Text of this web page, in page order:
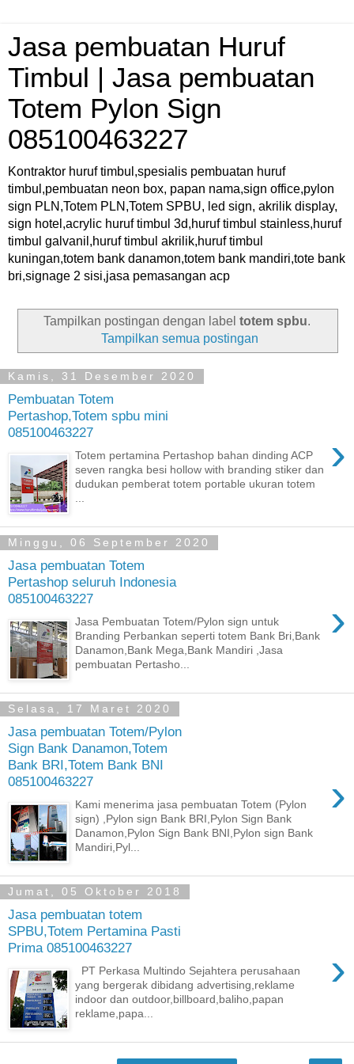
Jasa pembuatan Huruf
Timbul | Jasa pembuatan
Totem Pylon Sign
085100463227
Kontraktor huruf timbul,spesialis pembuatan huruf
timbul,pembuatan neon box, papan nama,sign office,pylon
sign PLN,Totem PLN,Totem SPBU, led sign, akrilik display,
sign hotel,acrylic huruf timbul 3d,huruf timbul stainless,huruf
timbul galvanil,huruf timbul akrilik,huruf timbul
kuningan,totem bank danamon,totem bank mandiri,tote bank
bri,signage 2 sisi,jasa pemasangan acp
Tampilkan postingan dengan label totem spbu.
Tampilkan semua postingan
Kamis, 31 Desember 2020
Pembuatan Totem
Pertashop,Totem spbu mini
085100463227
›
Totem pertamina Pertashop bahan dinding ACP
seven rangka besi hollow with branding stiker dan
dudukan pemberat totem portable ukuran totem
Minggu, 06 September 2020
Jasa pembuatan Totem
Pertashop seluruh Indonesia
085100463227
›
Jasa Pembuatan Totem/Pylon sign untuk
Branding Perbankan seperti totem Bank Bri,Bank
Danamon,Bank Mega,Bank Mandiri ,Jasa
pembuatan Pertasho...
Selasa, 17 Maret 2020
Jasa pembuatan Totem/Pylon
Sign Bank Danamon,Totem
Bank BRI,Totem Bank BNI
085100463227
›
Kami menerima jasa pembuatan Totem (Pylon
sign) ,Pylon sign Bank BRI,Pylon Sign Bank
Danamon,Pylon Sign Bank BNI,Pylon sign Bank
Mandiri,Pyl...
Jumat, 05 Oktober 2018
Jasa pembuatan totem
SPBU,Totem Pertamina Pasti
Prima 085100463227
›
PT Perkasa Multindo Sejahtera perusahaan
yang bergerak dibidang advertising,reklame
indoor dan outdoor,billboard,baliho,papan
reklame,papa...